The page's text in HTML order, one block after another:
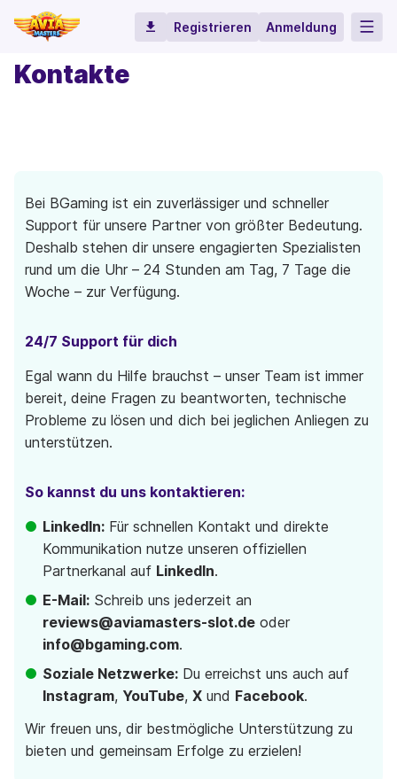
Registrieren Anmeldung
Startseite
Kontakte
Bei BGaming ist ein zuverlässiger und schneller
Support für unsere Partner von größter Bedeutung.
Deshalb stehen dir unsere engagierten Spezialisten
rund um die Uhr – 24 Stunden am Tag, 7 Tage die
Woche – zur Verfügung.
24/7 Support für dich
Egal wann du Hilfe brauchst – unser Team ist immer
bereit, deine Fragen zu beantworten, technische
Probleme zu lösen und dich bei jeglichen Anliegen zu
unterstützen.
So kannst du uns kontaktieren:
LinkedIn: Für schnellen Kontakt und direkte
Kommunikation nutze unseren offiziellen
Partnerkanal auf LinkedIn.
E-Mail: Schreib uns jederzeit an
reviews@aviamasters-slot.de oder
info@bgaming.com.
Soziale Netzwerke: Du erreichst uns auch auf
Instagram, YouTube, X und Facebook.
Wir freuen uns, dir bestmögliche Unterstützung zu
bieten und gemeinsam Erfolge zu erzielen!